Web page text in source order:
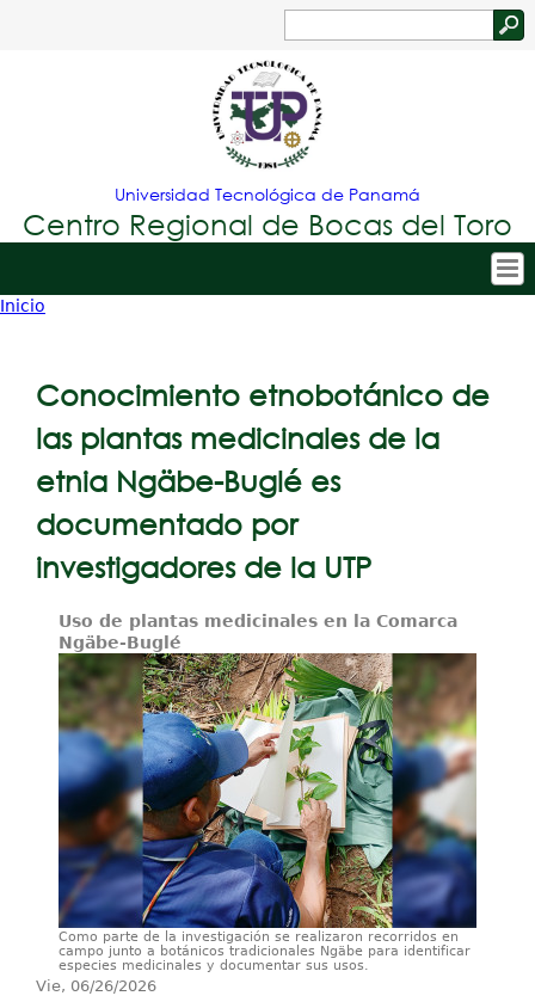
Jump to navigation
de
búsqueda
Universidad Tecnológica de Panamá
Centro Regional de Bocas del Toro
Tropical
Principal
Admisión
Oferta Académica
Estudiantes
Proyectos / Extensión
Servicios
Investigación
está
aquí
Inicio
Conocimiento etnobotánico de
las plantas medicinales de la
etnia Ngäbe-Buglé es
documentado por
investigadores de la UTP
Uso de plantas medicinales en la Comarca
Ngäbe-Buglé
Como parte de la investigación se realizaron recorridos en
campo junto a botánicos tradicionales Ngäbe para identificar
especies medicinales y documentar sus usos.
Vie, 06/26/2026